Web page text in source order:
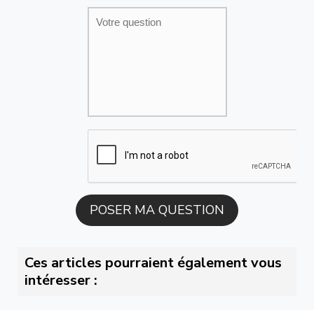
Ces articles pourraient également vous
intéresser :